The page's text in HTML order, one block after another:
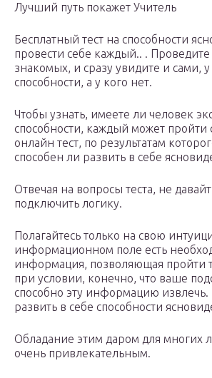
Лучший путь покажет Учитель
Бесплатный тест на способности
провести себе каждый.. . Проведите
знакомых, и сразу увидите и сами, у
способности, а у кого нет.
Чтобы узнать, имеете ли человек
способности, каждый может пройти
онлайн тест, по результатам
способен ли развить в себе
Отвечая на вопросы теста, не
подключить логику.
Полагайтесь только на свою
информационном поле есть
информация, позволяющая пройти
при условии, конечно, что ваше
способно эту информацию извлечь.
развить в себе способности
Обладание этим даром для многих
очень привлекательным.